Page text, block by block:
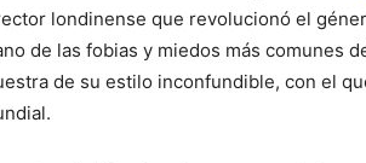
londinense que revolucionó el
de las fobias y miedos más comunes
de su estilo inconfundible, con el